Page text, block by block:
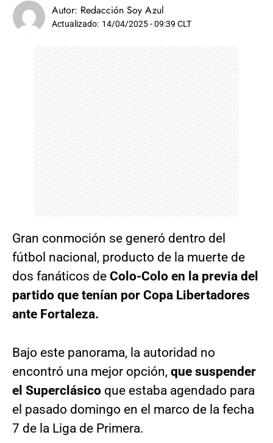
Autor: Redacción Soy Azul
Actualizado: 14/04/2025 - 09:39 CLT
Gran conmoción se generó dentro del
fútbol nacional, producto de la muerte de
dos fanáticos de Colo-Colo en la previa del
partido que tenían por Copa Libertadores
ante Fortaleza.
Bajo este panorama, la autoridad no
encontró una mejor opción, que suspender
el Superclásico que estaba agendado para
el pasado domingo en el marco de la fecha
7 de la Liga de Primera.